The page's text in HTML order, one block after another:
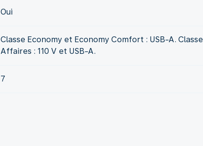
Oui
Classe Economy et Economy Comfort : USB-A. Classe
Affaires : 110 V et USB-A.
7